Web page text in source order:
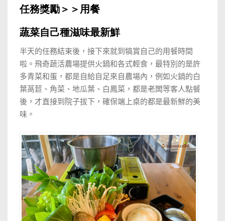
任務獎勵＞＞用餐
蔬菜自己種滋味最新鮮
半天的任務結束後，接下來就到犒賞自己的用餐時間
啦。 飛奇蔬活農場提供火鍋和各式輕食，最特別的是許
多青菜和蛋，都是自給自足來自農場內，例如火鍋的白
葉萵苣、角菜、地瓜葉、白鳳菜，都是老闆等客人點餐
後，才直接到院子拔下，確保端上桌的都是最新鮮的美
味。